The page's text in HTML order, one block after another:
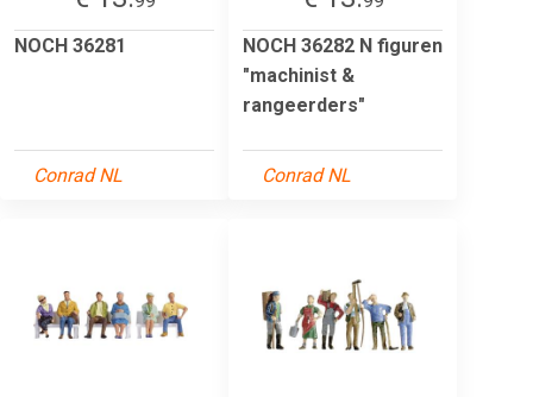
NOCH 36281
Conrad NL
NOCH 36282 N figuren
"machinist &
rangeerders"
Conrad NL